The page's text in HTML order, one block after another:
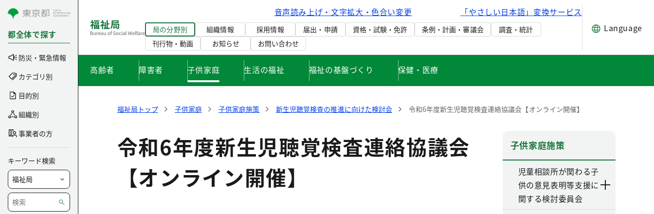
コンテンツにスキップ
都全体で探す
防災・緊急情報
カテゴリ別
目的別
組織別
事業者の方
キーワード検索
音声読み上げ・文字拡大・色合い変更 「やさしい日本語」変換サービス
局の分野別 組織情報 採用情報 届出・申請 資格・試験・免許 条例・計画・審議会
調査・統計
刊行物・動画
お知らせ お問い合わせ
Language
高齢者 障害者 子供家庭 生活の福祉 福祉の基盤づくり 保健・医療
福祉局トップ 子供家庭 子供家庭施策 新生児聴覚検査の推進に向けた検討会 令和6年度新生児聴覚検査連絡協議会【オンライン開催】
令和6年度新生児聴覚検査連絡協議会
【オンライン開催】
子供家庭施策
児童相談所が関わる子
供の意見表明等支援に
関する検討委員会